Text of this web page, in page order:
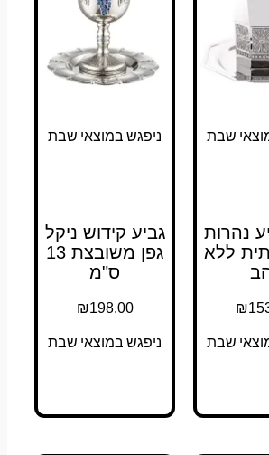
שבת
שבת
ניפגש במוצאי שבת
גביע קידוש ניקל
גפן משובצת 13
₪198.00
ניפגש במוצאי שבת